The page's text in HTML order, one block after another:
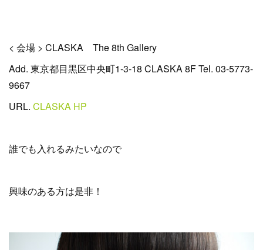
< 会場 > CLASKA The 8th Gallery
Add. 東京都目黒区中央町1-3-18 CLASKA 8F Tel. 03-5773-
9667
URL. CLASKA HP
誰でも入れるみたいなので
興味のある方は是非！